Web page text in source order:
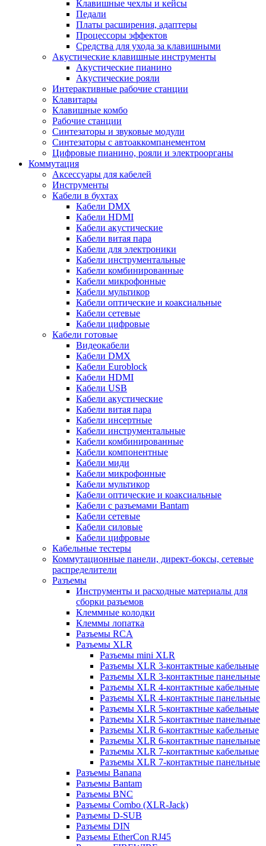
Клавишные чехлы и кейсы
Педали
Платы расширения, адаптеры
Процессоры эффектов
Средства для ухода за клавишными
Акустические клавишные инструменты
Акустические пианино
Акустические рояли
Интерактивные рабочие станции
Клавитары
Клавишные комбо
Рабочие станции
Синтезаторы и звуковые модули
Синтезаторы с автоаккомпанементом
Цифровые пианино, рояли и электроорганы
Коммутация
Аксессуары для кабелей
Инструменты
Кабели в бухтах
Кабели DMX
Кабели HDMI
Кабели акустические
Кабели витая пара
Кабели для электроники
Кабели инструментальные
Кабели комбинированные
Кабели микрофонные
Кабели мультикор
Кабели оптические и коаксиальные
Кабели сетевые
Кабели цифровые
Кабели готовые
Видеокабели
Кабели DMX
Кабели Euroblock
Кабели HDMI
Кабели USB
Кабели акустические
Кабели витая пара
Кабели инсертные
Кабели инструментальные
Кабели комбинированные
Кабели компонентные
Кабели миди
Кабели микрофонные
Кабели мультикор
Кабели оптические и коаксиальные
Кабели с разъемами Bantam
Кабели сетевые
Кабели силовые
Кабели цифровые
Кабельные тестеры
Коммутационные панели, директ-боксы, сетевые
распределители
Разъемы
Инструменты и расходные материалы для
сборки разъемов
Клеммные колодки
Клеммы лопатка
Разъемы RCA
Разъемы XLR
Разъемы mini XLR
Разъемы XLR 3-контактные кабельные
Разъемы XLR 3-контактные панельные
Разъемы XLR 4-контактные кабельные
Разъемы XLR 4-контактные панельные
Разъемы XLR 5-контактные кабельные
Разъемы XLR 5-контактные панельные
Разъемы XLR 6-контактные кабельные
Разъемы XLR 6-контактные панельные
Разъемы XLR 7-контактные кабельные
Разъемы XLR 7-контактные панельные
Разъемы Banana
Разъемы Bantam
Разъемы BNC
Разъемы Combo (XLR-Jack)
Разъемы D-SUB
Разъемы DIN
Разъемы EtherCon RJ45